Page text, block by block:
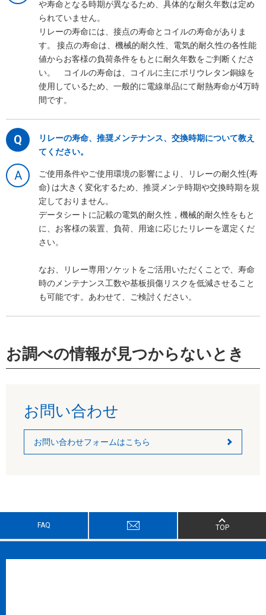
や寿命となる時期が異なるため、具体的な耐久年数は定め
られていません。
リレーの寿命には、接点の寿命とコイルの寿命がありま
す。 接点の寿命は、機械的耐久性、電気的耐久性の各性能
値からお客様の負荷条件をもとに耐久年数をご判断くださ
い。 コイルの寿命は、コイルに主にポリウレタン銅線を
使用しているため、一般的に電線単品にて耐熱寿命が4万時
間です。
Q
リレーの寿命、推奨メンテナンス、交換時期について教え
てください。
A
ご使用条件やご使用環境の影響により、リレーの耐久性(寿
命) は大きく変化するため、推奨メンテ時期や交換時期を規
定しておりません。
データシートに記載の電気的耐久性，機械的耐久性をもと
に、お客様の装置、負荷、用途に応じたリレーを選定くだ
さい。
なお、リレー専用ソケットをご活用いただくことで、寿命
時のメンテナンス工数や基板損傷リスクを低減させること
も可能です。あわせて、ご検討ください。
お調べの情報が見つからないとき
お問い合わせ
お問い合わせフォームはこちら
FAQ TOP